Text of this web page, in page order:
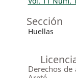
Sección
Huellas
Derechos de